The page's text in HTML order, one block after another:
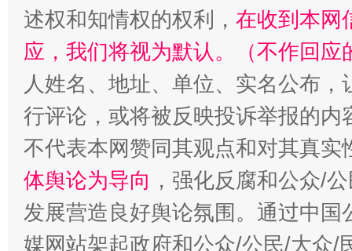
述权和知情权的权利， 在收到本网
应，我们将视为默认。（不作回应
人姓名、地址、单位、实名公布
行评论，或将被反映投诉举报的
不代表本网赞同其观点和对其真实
体舆论为导向 ，强化反腐和公众/
发展营造良好舆论氛围。通过中
媒网站架起政府和公众/公民/大众/